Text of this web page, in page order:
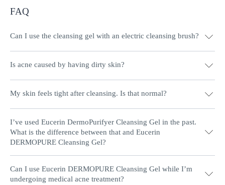
FAQ
Can I use the cleansing gel with an electric cleansing brush?
Yes, of course, but be very careful cleaning your skin in this way
Is acne caused by having dirty skin?
This is a common myth but it’s not true. It is, however, important
are much more suitable than harsh soap-based alternatives.
My skin feels tight after cleansing. Is that normal?
Tightness can be a sign of dry skin. If your skin feels tight be
sure to thoroughly moisturise after cleansing. Consider using one
of the moisturisers in the Eucerin DERMOPURE
I’ve used Eucerin DermoPurifyer Cleansing Gel in the past.
What is the difference between that and Eucerin
DERMOPURE Cleansing Gel?
Nothing. It’s just a new name and new packaging. The formula is
proven to be highly effective and needed no changes.
Can I use Eucerin DERMOPURE Cleansing Gel while I’m
undergoing medical acne treatment?